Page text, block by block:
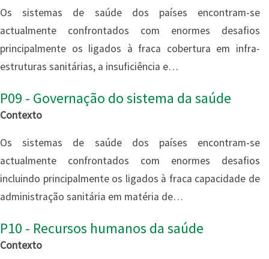
Os sistemas de saúde dos países encontram-se
actualmente confrontados com enormes desafios
principalmente os ligados à fraca cobertura em infra-
estruturas sanitárias, a insuficiência e…
P09 - Governação do sistema da saúde
Contexto
Os sistemas de saúde dos países encontram-se
actualmente confrontados com enormes desafios
incluindo principalmente os ligados à fraca capacidade de
administração sanitária em matéria de…
P10 - Recursos humanos da saúde
Contexto